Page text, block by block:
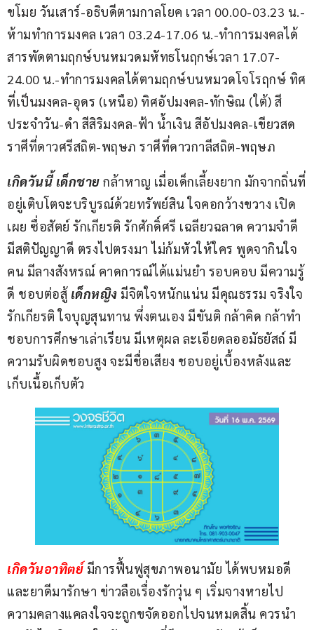
ขโมย วันเสาร์-อธิบดีตามกาลโยค เวลา 00.00-03.23 น.-
ห้ามทำการมงคล เวลา 03.24-17.06 น.-ทำการมงคลได้
สารพัดตามฤกษ์บนหมวดมหัทธโนฤกษ์เวลา 17.07-
24.00 น.-ทำการมงคลได้ตามฤกษ์บนหมวดโจโรฤกษ์ ทิศ
ที่เป็นมงคล-อุดร (เหนือ) ทิศอัปมงคล-ทักษิณ (ใต้) สี
ประจำวัน-ดำ สีสิริมงคล-ฟ้า น้ำเงิน สีอัปมงคล-เขียวสด
ราศีที่ดาวศรีสถิต-พฤษภ ราศีที่ดาวกาลีสถิต-พฤษภ
เกิดวันนี้ เด็กชาย กล้าหาญ เมื่อเด็กเลี้ยงยาก มักจากถิ่นที่
อยู่เติบโตจะบริบูรณ์ด้วยทรัพย์สิน ใจคอกว้างขวาง เปิด
เผย ซื่อสัตย์ รักเกียรติ รักศักดิ์ศรี เฉลียวฉลาด ความจำดี
มีสติปัญญาดี ตรงไปตรงมา ไม่ก้มหัวให้ใคร พูดจากินใจ
คน มีลางสังหรณ์ คาดการณ์ได้แม่นยำ รอบคอบ มีความรู้
ดี ชอบต่อสู้ เด็กหญิง มีจิตใจหนักแน่น มีคุณธรรม จริงใจ
รักเกียรติ ใจบุญสุนทาน พึ่งตนเอง มีขันติ กล้าคิด กล้าทำ
ชอบการศึกษาเล่าเรียน มีเหตุผล ละเอียดลออมัธยัสถ์ มี
ความรับผิดชอบสูง จะมีชื่อเสียง ชอบอยู่เบื้องหลังและ
เก็บเนื้อเก็บตัว
เกิดวันอาทิตย์ มีการฟื้นฟูสุขภาพอนามัย ได้พบหมอดี
และยาดีมารักษา ข่าวลือเรื่องรักวุ่น ๆ เริ่มจางหายไป
ความคลางแคลงใจจะถูกขจัดออกไปจนหมดสิ้น ควรนำ